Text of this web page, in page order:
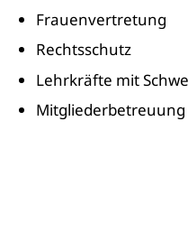
Frauenvertretung
Rechtsschutz
Lehrkräfte mit
Mitgliederbetreuung